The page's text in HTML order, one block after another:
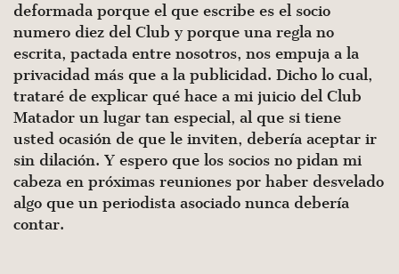
deformada porque el que escribe es el socio
numero diez del Club y porque una regla no
escrita, pactada entre nosotros, nos empuja a la
privacidad más que a la publicidad. Dicho lo cual,
trataré de explicar qué hace a mi juicio del Club
Matador un lugar tan especial, al que si tiene
usted ocasión de que le inviten, debería aceptar ir
sin dilación. Y espero que los socios no pidan mi
cabeza en próximas reuniones por haber desvelado
algo que un periodista asociado nunca debería
contar.